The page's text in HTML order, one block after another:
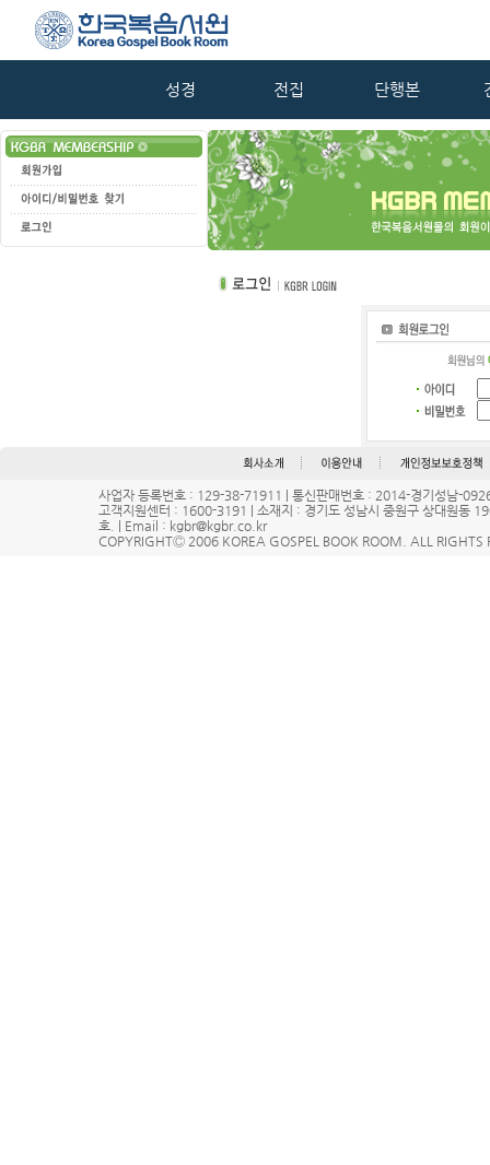
성경 전집 단행본
사업자 등록번호 : 129-38-71911 | 통신판매번호 : 2014-경기성남-
고객지원센터 : 1600-3191 | 소재지 : 경기도 성남시 중원구 상대원동
호. | Email : kgbr@kgbr.co.kr
COPYRIGHTⒸ 2006 KOREA GOSPEL BOOK ROOM. ALL RIGHTS